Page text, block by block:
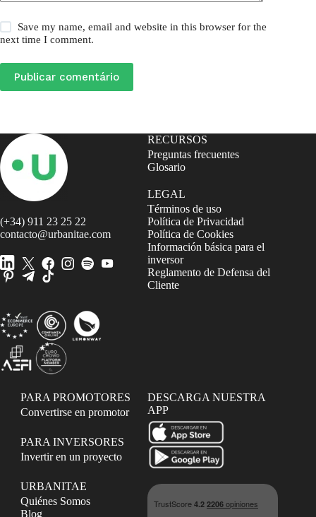
Save my name, email and website in this browser for the
next time I comment.
Publicar comentário
(+34) 911 23 25 22
contacto@urbanitae.com
RECURSOS
Preguntas frecuentes
Glosario
LEGAL
Términos de uso
Política de Privacidad
Política de Cookies
Información básica para el
inversor
Reglamento de Defensa del
Cliente
PARA PROMOTORES
Convertirse en promotor
PARA INVERSORES
Invertir en un proyecto
URBANITAE
Quiénes Somos
Blog
DESCARGA NUESTRA
APP